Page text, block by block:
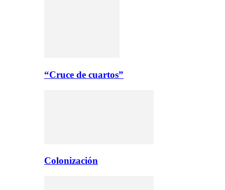
“Cruce de cuartos”
Colonización